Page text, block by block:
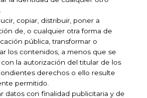
copiar, distribuir, poner a
de, o cualquier otra forma de
pública, transformar o
los contenidos, a menos que se
la autorización del titular de los
derechos o ello resulte
permitido.
datos con finalidad publicitaria y de